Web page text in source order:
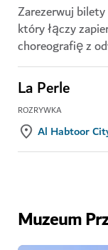
Zarezerwuj
który łączy
choreografię z
La Perle
ROZRYWKA
Al Habtoor
Muzeum